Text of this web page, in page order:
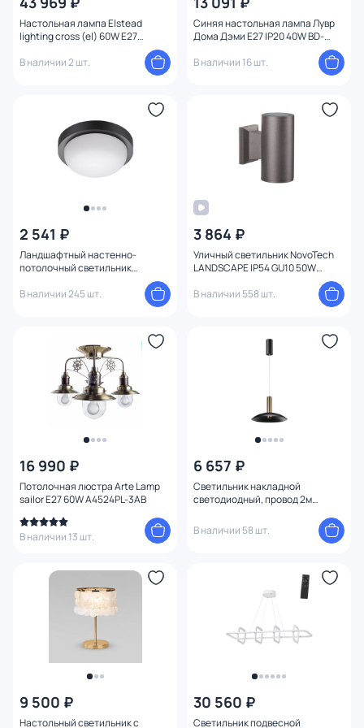
Настольная лампа Elstead
lighting cross (el) 60W E27
В наличии 2 шт.
Синяя настольная лампа Лувр
Дома Дэми E27 IP20 40W BD-
В наличии 16 шт.
2 541 ₽
Ландшафтный настенно-
потолочный светильник
NovoTech OPAL IP65 LED 4000К
12W 358015 STREET
В наличии 245 шт.
3 864 ₽
Уличный светильник NovoTech
LANDSCAPE IP54 GU10 50W
В наличии 558 шт.
16 990 ₽
Потолочная люстра Arte Lamp
sailor E27 60W A4524PL-3AB
В наличии 13 шт.
6 657 ₽
Светильник накладной
светодиодный, провод 2м
358986 OVER
В наличии 58 шт.
9 500 ₽
Настольный светильник с
30 560 ₽
Светильник подвесной